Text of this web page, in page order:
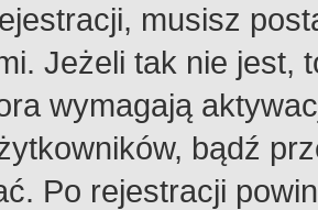
musisz
Jeżeli tak nie jest,
wymagają
bądź
Po rejestracji